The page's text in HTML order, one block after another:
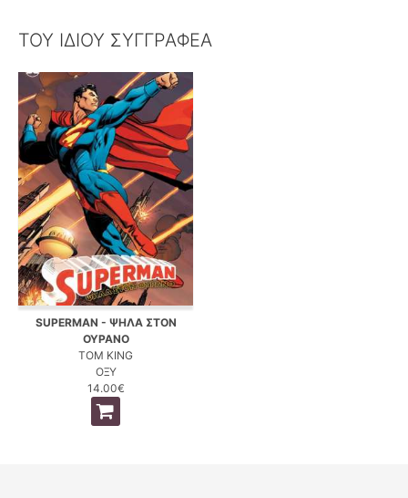
ΤΟΥ ΙΔΙΟΥ ΣΥΓΓΡΑΦΕΑ
SUPERMAN - ΨΗΛΑ ΣΤΟΝ
ΟΥΡΑΝΟ
TOM KING
ΟΞΥ
14.00€